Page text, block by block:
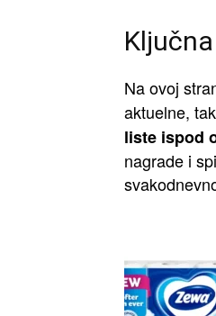
Na ovoj
aktuelne,
liste ispod
nagrade i